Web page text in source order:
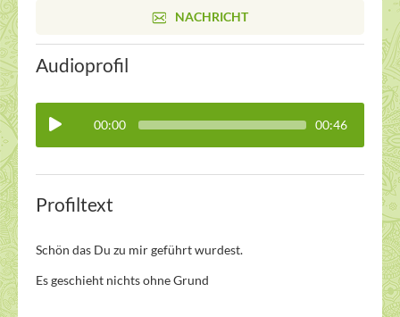
NACHRICHT
Audioprofil
00:00 00:46
Profiltext
Schön das Du zu mir geführt wurdest.
Es geschieht nichts ohne Grund